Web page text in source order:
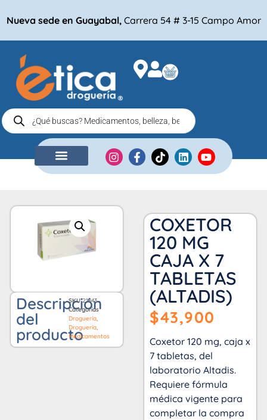
Nueva sede en Guayabal, Carrera 54 # 3-15 Campo Amor
Descripción
del
producto
SKU21843
Categorías
Droguería,
Droguería,
Medicamentos
COXETOR
120 MG
CAJA X 7
TABLETAS
(ALTADIS)
$43,900
Coxetor 120 mg, caja x
7 tabletas, del
laboratorio Altadis.
Requiere fórmula
médica vigente para
completar la compra